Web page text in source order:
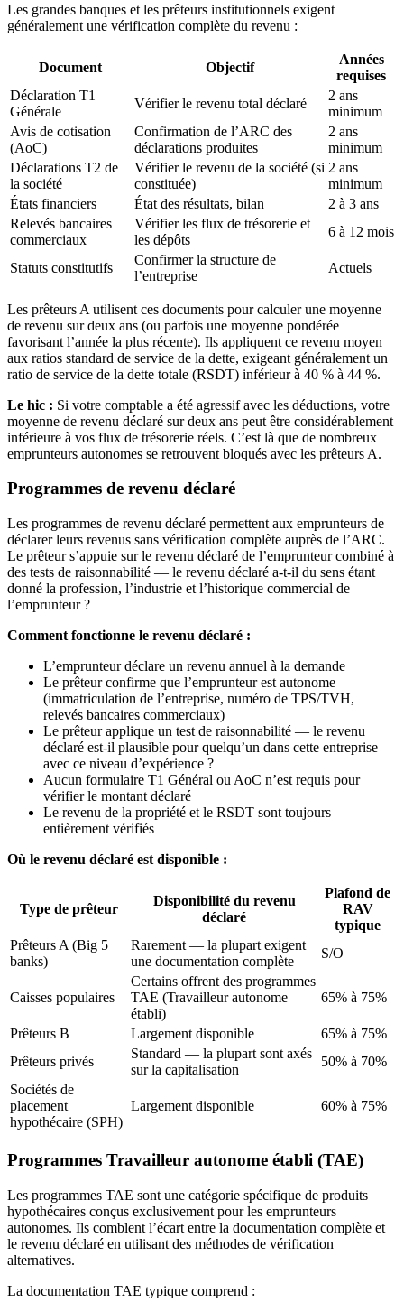
Les grandes banques et les prêteurs institutionnels exigent
généralement une vérification complète du revenu :
Document Objectif
Années
requises
Déclaration T1
Générale
Vérifier le revenu total déclaré
2 ans
minimum
Avis de cotisation
(AoC)
Confirmation de l’ARC des
déclarations produites
2 ans
minimum
Déclarations T2 de
la société
Vérifier le revenu de la société (si
constituée)
2 ans
minimum
États financiers
État des résultats, bilan
2 à 3 ans
Relevés bancaires
commerciaux
Vérifier les flux de trésorerie et
les dépôts
6 à 12 mois
Statuts constitutifs
Confirmer la structure de
l’entreprise
Actuels
Les prêteurs A utilisent ces documents pour calculer une moyenne
de revenu sur deux ans (ou parfois une moyenne pondérée
favorisant l’année la plus récente). Ils appliquent ce revenu moyen
aux ratios standard de service de la dette, exigeant généralement un
ratio de service de la dette totale (RSDT) inférieur à 40 % à 44 %.
Le hic : Si votre comptable a été agressif avec les déductions, votre
moyenne de revenu déclaré sur deux ans peut être considérablement
inférieure à vos flux de trésorerie réels. C’est là que de nombreux
emprunteurs autonomes se retrouvent bloqués avec les prêteurs A.
Programmes de revenu déclaré
Les programmes de revenu déclaré permettent aux emprunteurs de
déclarer leurs revenus sans vérification complète auprès de l’ARC.
Le prêteur s’appuie sur le revenu déclaré de l’emprunteur combiné à
des tests de raisonnabilité — le revenu déclaré a-t-il du sens étant
donné la profession, l’industrie et l’historique commercial de
l’emprunteur ?
Comment fonctionne le revenu déclaré :
L’emprunteur déclare un revenu annuel à la demande
Le prêteur confirme que l’emprunteur est autonome
(immatriculation de l’entreprise, numéro de TPS/TVH,
relevés bancaires commerciaux)
Le prêteur applique un test de raisonnabilité — le revenu
déclaré est-il plausible pour quelqu’un dans cette entreprise
avec ce niveau d’expérience ?
Aucun formulaire T1 Général ou AoC n’est requis pour
vérifier le montant déclaré
Le revenu de la propriété et le RSDT sont toujours
entièrement vérifiés
Où le revenu déclaré est disponible :
Type de prêteur
Disponibilité du revenu
déclaré
Plafond de
RAV
typique
Prêteurs A (Big 5
banks)
Rarement — la plupart exigent
une documentation complète
S/O
Caisses populaires
Certains offrent des programmes
TAE (Travailleur autonome
établi)
65% à 75%
Prêteurs B Largement disponible
65% à 75%
Prêteurs privés
Standard — la plupart sont axés
sur la capitalisation
50% à 70%
Sociétés de
placement
hypothécaire (SPH)
Largement disponible 60% à 75%
Programmes Travailleur autonome établi (TAE)
Les programmes TAE sont une catégorie spécifique de produits
hypothécaires conçus exclusivement pour les emprunteurs
autonomes. Ils comblent l’écart entre la documentation complète et
le revenu déclaré en utilisant des méthodes de vérification
alternatives.
La documentation TAE typique comprend :